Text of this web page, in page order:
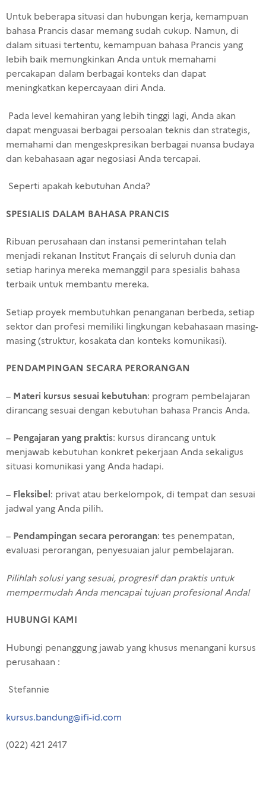
Untuk beberapa situasi dan hubungan kerja, kemampuan
bahasa Prancis dasar memang sudah cukup. Namun, di
dalam situasi tertentu, kemampuan bahasa Prancis yang
lebih baik memungkinkan Anda untuk memahami
percakapan dalam berbagai konteks dan dapat
meningkatkan kepercayaan diri Anda.
Pada level kemahiran yang lebih tinggi lagi, Anda akan
dapat menguasai berbagai persoalan teknis dan strategis,
memahami dan mengeskpresikan berbagai nuansa budaya
dan kebahasaan agar negosiasi Anda tercapai.
Seperti apakah kebutuhan Anda?
SPESIALIS DALAM BAHASA PRANCIS
Ribuan perusahaan dan instansi pemerintahan telah
menjadi rekanan Institut Français di seluruh dunia dan
setiap harinya mereka memanggil para spesialis bahasa
terbaik untuk membantu mereka.
Setiap proyek membutuhkan penanganan berbeda, setiap
sektor dan profesi memiliki lingkungan kebahasaan masing-
masing (struktur, kosakata dan konteks komunikasi).
PENDAMPINGAN SECARA PERORANGAN
– Materi kursus sesuai kebutuhan: program pembelajaran
dirancang sesuai dengan kebutuhan bahasa Prancis Anda.
– Pengajaran yang praktis: kursus dirancang untuk
menjawab kebutuhan konkret pekerjaan Anda sekaligus
situasi komunikasi yang Anda hadapi.
– Fleksibel: privat atau berkelompok, di tempat dan sesuai
jadwal yang Anda pilih.
– Pendampingan secara perorangan: tes penempatan,
evaluasi perorangan, penyesuaian jalur pembelajaran.
Pilihlah solusi yang sesuai, progresif dan praktis untuk
mempermudah Anda mencapai tujuan profesional Anda!
HUBUNGI KAMI
Hubungi penanggung jawab yang khusus menangani kursus
perusahaan :
Stefannie
kursus.bandung@ifi-id.com
(022) 421 2417